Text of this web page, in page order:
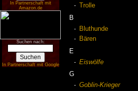
In Partnerschaft mit
Amazon.de
Suchen nach:
In Partnerschaft mit Google
Trolle
B
Bluthunde
Bären
E
Eiswölfe
G
Goblin-Krieger